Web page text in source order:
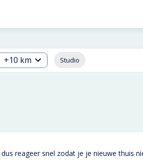
+10 km Studio
dus reageer snel zodat je je nieuwe thuis